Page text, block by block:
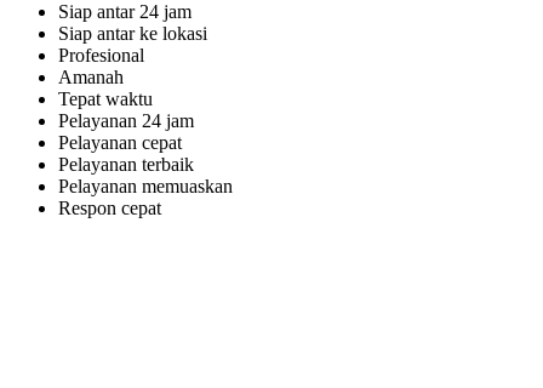
Siap antar 24 jam
Siap antar ke lokasi
Profesional
Amanah
Tepat waktu
Pelayanan 24 jam
Pelayanan cepat
Pelayanan terbaik
Pelayanan memuaskan
Respon cepat